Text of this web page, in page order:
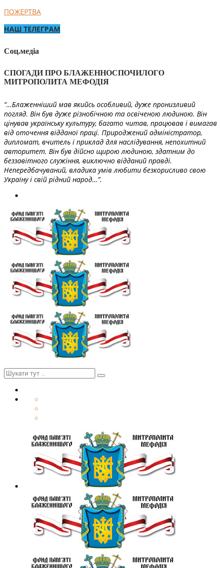
ПОЖЕРТВА
НАШ ТЕЛЕГРАМ
Соц.медіа
СПОГАДИ ПРО БЛАЖЕННОСПОЧИЛОГО
МИТРОПОЛИТА МЕФОДІЯ
“…Блаженніший мав якийсь особливий, дуже пронизливий
погляд. Він був дуже різнобічною та освіченою людиною. Він
цінував українську культуру, багато читав, працював і вимагав
від оточення відданої праці. Природжений адміністратор,
дипломат, вчитель і приклад для наслідування, непохитний
авторитет. Він був дійсно щирою людиною, здатним до
беззавітного служіння, виключно відданий правді.
Непередбачуваний, владика умів любити безкорисливо свою
Україну і свій рідний народ…”.